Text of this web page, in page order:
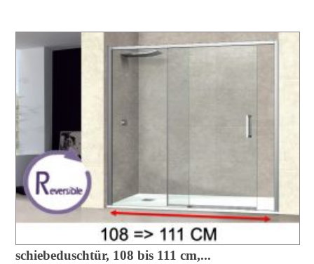
schiebeduschtür, 108 bis 111 cm,...